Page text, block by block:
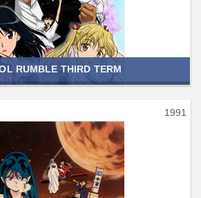
RUMBLE THIRD TERM
1991